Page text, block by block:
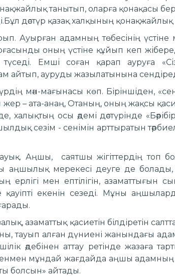
танытып, оларға қонақасы
дәстүр қазақ халқының қонақжайлық
Ауырған адамның төбесінің үстіне
оның үстіне құйып кеп
Емші соған қарап ауруға
айтып, ауруды жазылатынына
мән-мағынасы көп. Біріншіден,
жер – ата-анаң, Отаның, оның жақсы
халықтың осы әдемі дәстүрінде
сезім - сенімін арттыратын
Аңшы, саятшы жігіттердің топ
аңшылық мерекесі деуге де болады,
ерлігі мен ептілігін, азаматтығын
екенін сезеді. Мұны
азаматтық қасиетін білдіретін
тауып алған дүниені жанындағы
әдебінен аттау ретінде жазаға
мұндай жағдайда аңшы адамның
болсын» айтады.